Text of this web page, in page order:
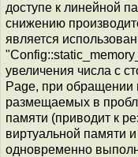
доступе к линейной
снижению
является
увеличения числа с
Page, при обращении
размещаемых в
памяти (приводит к
виртуальной памяти
одновременно